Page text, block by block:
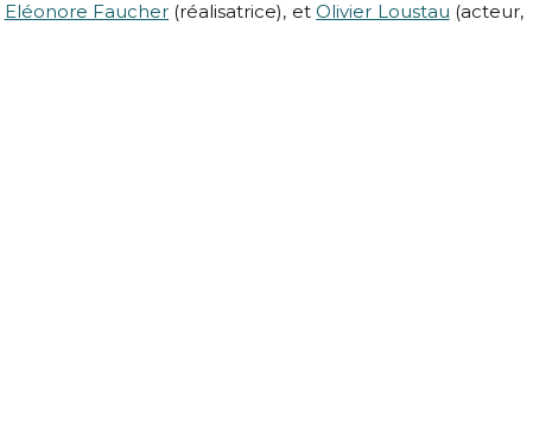
Eléonore Faucher (réalisatrice), etOlivier Loustau (acteur,